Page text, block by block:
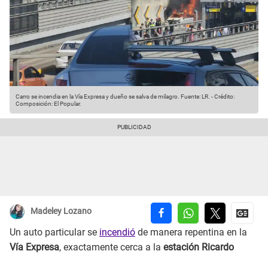
Carro se incendia en la Vía Expresa y dueño se salva de milagro. Fuente: LR. -Crédito:
Composición: El Popular.
Madeley Lozano
Un auto particular se incendió de manera repentina en la
Vía Expresa, exactamente cerca a la estación Ricardo